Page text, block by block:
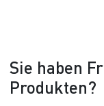
Sie haben
Produkten?